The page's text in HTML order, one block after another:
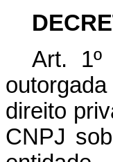
Art.
direito
CNPJ